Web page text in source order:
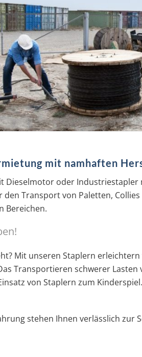
mit namhaften
Dieselmotor oder Industriestapler
Transport von Paletten,
Bereichen.
Mit unseren Staplern
Transportieren schwerer Lasten
von Staplern zum Kinderspiel.
stehen Ihnen verlässlich zur